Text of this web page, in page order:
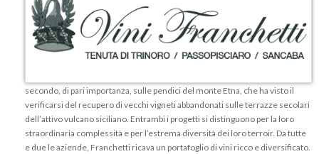
Andrea Franchetti conduce due progetti vitivinicoli molto diversi tra loro. Il
primo fu creato dal nulla a Tenuta di Trinoro, in una zona remota occupata da
boschi e campi abbandonati, nell’estremo sud della Toscana. Per quanto
secondo, di pari importanza, sulle pendici del monte Etna, che ha visto il
verificarsi del recupero di vecchi vigneti abbandonati sulle terrazze secolari
dell’attivo vulcano siciliano. Entrambi i progetti si distinguono per la loro
straordinaria complessità e per l’estrema diversità dei loro terroir. Da tutte
e due le aziende, Franchetti ricava un portafoglio di vini ricco e diversificato.